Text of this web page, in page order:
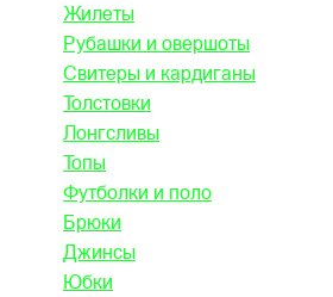
Жилеты
Рубашки и овершоты
Свитеры и кардиганы
Толстовки
Лонгсливы
Топы
Футболки и поло
Брюки
Джинсы
Юбки